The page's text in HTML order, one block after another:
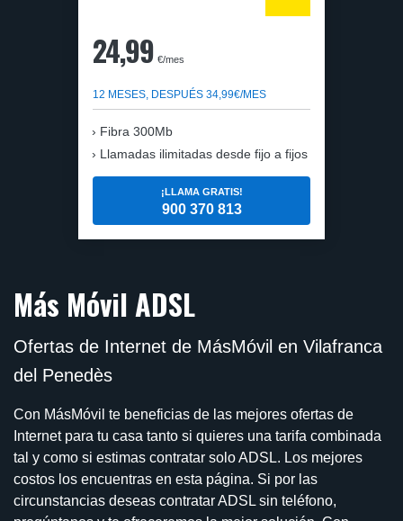
24,99 €/mes
12 MESES, DESPUÉS 34,99€/MES
Fibra 300Mb
Llamadas ilimitadas desde fijo a fijos
¡LLAMA GRATIS!
900 370 813
Más Móvil ADSL
Ofertas de Internet de MásMóvil en Vilafranca
del Penedès
Con MásMóvil te beneficias de las mejores ofertas de
Internet para tu casa tanto si quieres una tarifa combinada
tal y como si estimas contratar solo ADSL. Los mejores
costos los encuentras en esta página. Si por las
circunstancias deseas contratar ADSL sin teléfono,